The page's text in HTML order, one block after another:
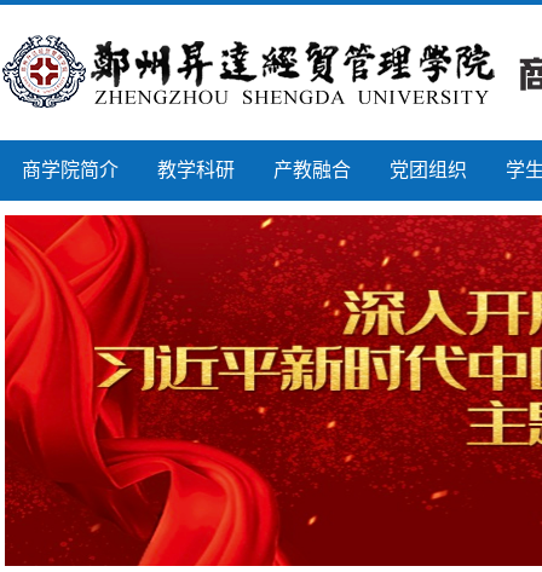
商学院简介 教学科研 产教融合 党团组织 学